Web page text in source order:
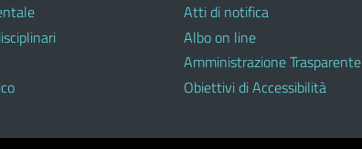
Atti di notifica
Albo on line
Amministrazione Trasparente
Obiettivi di Accessibilità